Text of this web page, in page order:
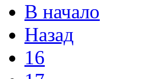
В начало
Назад
16